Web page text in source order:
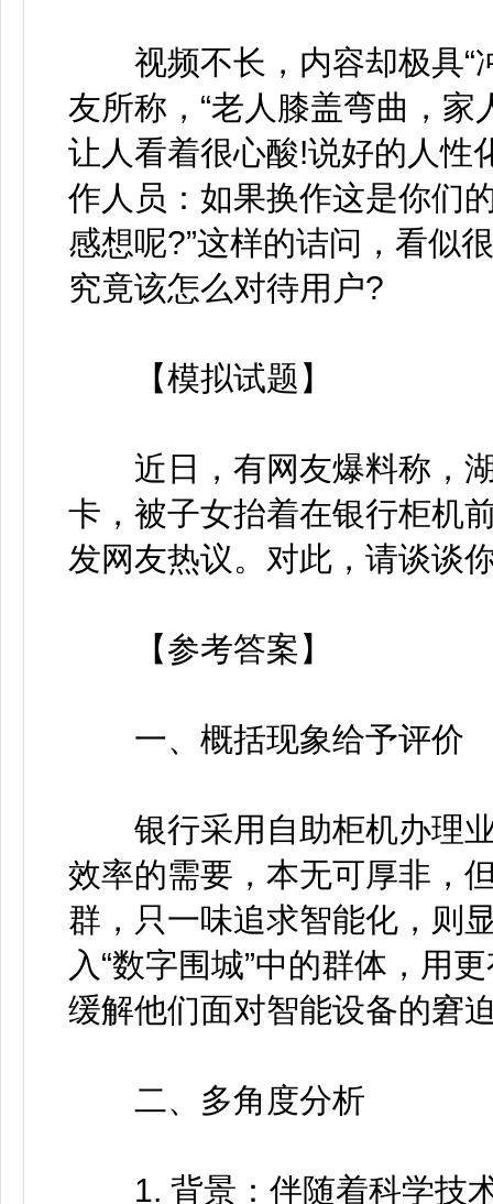
视频不长，内容却极具“
友所称，“老人膝盖弯曲，
让人看着很心酸!说好的人性
作人员：如果换作这是你们
感想呢?”这样的诘问，看似
究竟该怎么对待用户?
【模拟试题】
近日，有网友爆料称，湖
卡，被子女抬着在银行柜机
发网友热议。对此，请谈谈
【参考答案】
一、概括现象给予评价
银行采用自助柜机办理业
效率的需要，本无可厚非，
群，只一味追求智能化，则
入“数字围城”中的群体，用
缓解他们面对智能设备的窘
二、多角度分析
1. 背景：伴随着科学技术